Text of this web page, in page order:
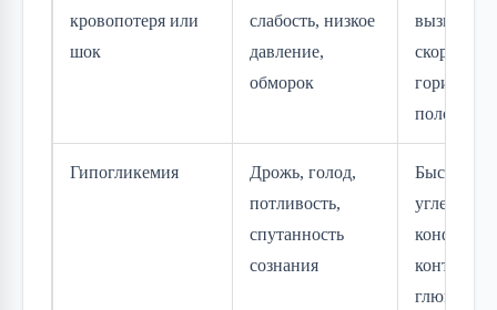
кровопотеря или
шок
слабость, низкое
давление,
обморок
вызвать
скорую,
Гипогликемия
Дрожь, голод,
потливость,
спутанность
сознания
Быстрые
углеводы
конфета),
контроль
глюкозы